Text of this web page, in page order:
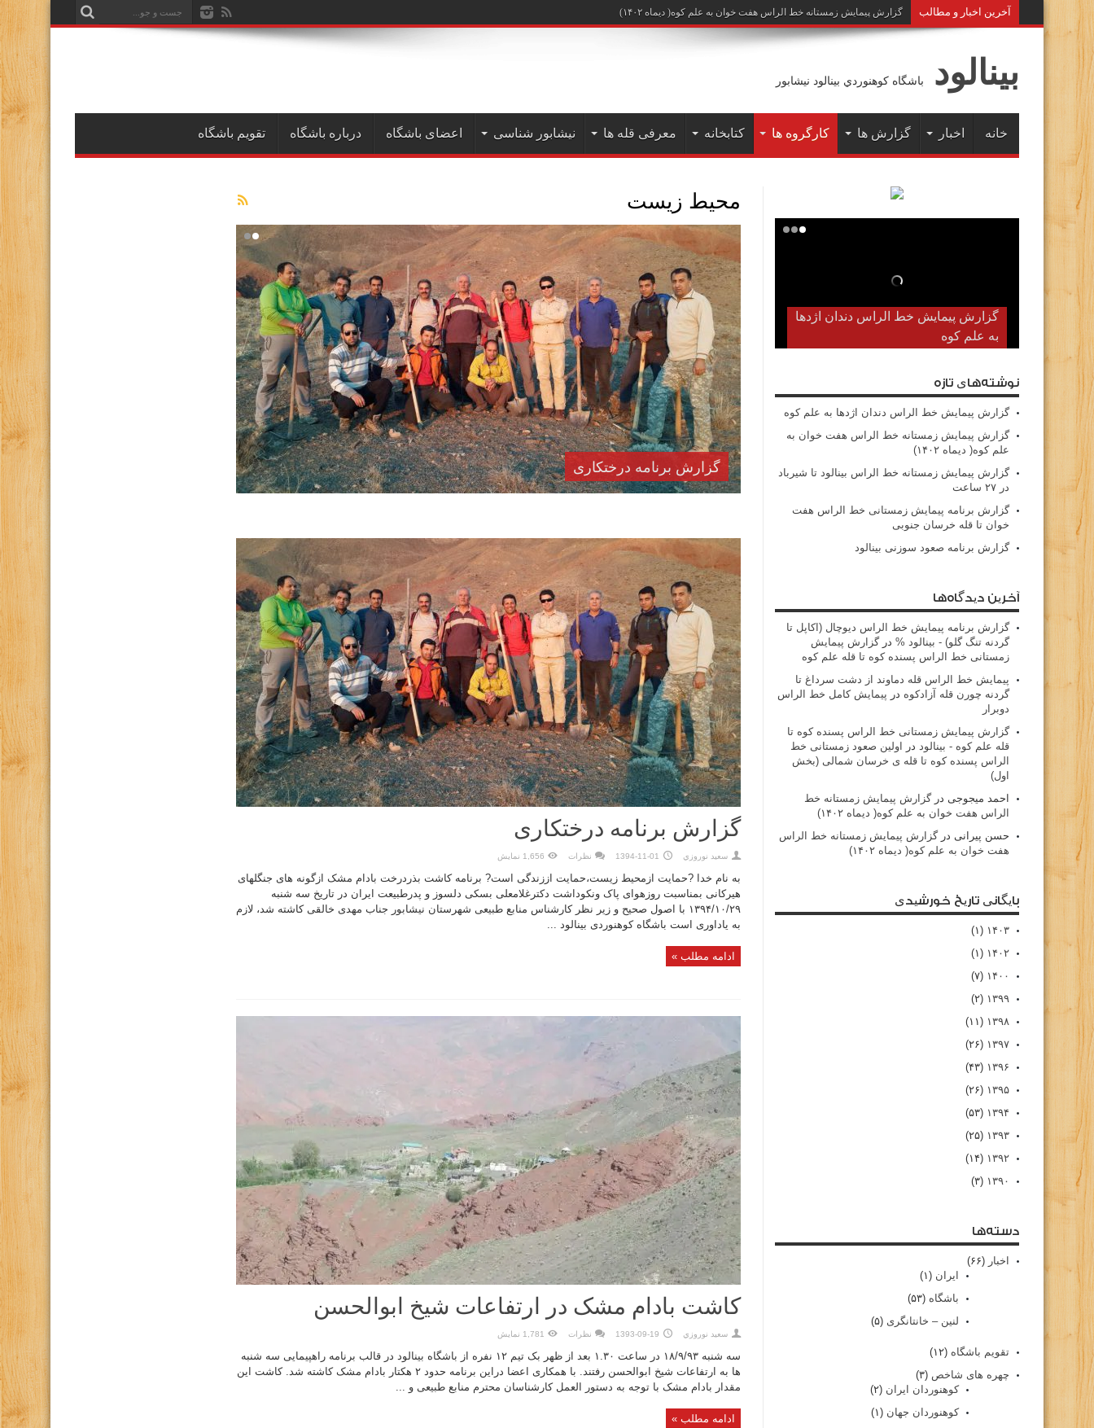
آخرين اخبار و مطالب گزارش پیمایش زمستانه خط الراس هفت خوان به علم کوه( دیماه ۱۴۰۲)
بينالود باشگاه كوهنوردي بينالود نيشابور
خانه اخبار گزارش ها کارگروه ها کتابخانه معرفی قله ها نیشابور شناسی اعضای باشگاه درباره باشگاه تقویم باشگاه
محيط زيست
کاشت بادام مشک در ارتفاعات شیخ ابوالحسن
گزارش برنامه درختکاری
سعيد نوروزي 1394-11-01 نظرات 1,656 نمایش
به نام خدا ?حمایت ازمحیط زیست،حمایت اززندگی است? برنامه کاشت بذردرخت بادام مشک ازگونه های جنگلهای
هیرکانی بمناسبت روزهوای پاک ونکوداشت دکترغلامعلی بسکی دلسوز و پدرطبیعت ایران در تاریخ سه شنبه
۱۳۹۴/۱۰/۲۹ با اصول صحیح و زیر نظر کارشناس منابع طبیعی شهرستان نیشابور جناب مهدی خالقی کاشته شد، لازم
به یاداوری است باشگاه کوهنوردی بینالود ...
ادامه مطلب »
کاشت بادام مشک در ارتفاعات شیخ ابوالحسن
سعيد نوروزي 1393-09-19 نظرات 1,781 نمایش
سه شنبه ۱۸/۹/۹۳ در ساعت ۱.۳۰ بعد از ظهر بک تیم ۱۲ نفره از باشگاه بینالود در قالب برنامه راهپیمایی سه شنبه
ها به ارتفاعات شیخ ابوالحسن رفتند. با همکاری اعضا دراین برنامه حدود ۲ هکتار بادام مشک کاشته شد. کاشت این
مقدار بادام مشک با توجه به دستور العمل کارشناسان محترم منابع طبیعی و ...
ادامه مطلب »
گزارش پیمایش زمستانه خط الراس
هفت خوان به علم کوه( دیماه ۱۴۰۲)
نوشته‌های تازه
گزارش پیمایش خط الراس دندان اژدها به علم کوه
گزارش پیمایش زمستانه خط الراس هفت خوان به
علم کوه( دیماه ۱۴۰۲)
گزارش پیمایش زمستانه خط الراس بینالود تا شیرباد
در ۲۷ ساعت
گزارش برنامه پیمایش زمستانی خط الراس هفت
خوان تا قله خرسان جنوبی
گزارش برنامه صعود سوزنی بینالود
آخرین دیدگاه‌ها
گزارش برنامه پيمايش خط الراس ديوچال (اكاپل تا
گردنه تنگ گلو) - بينالود % درگزارش پیمایش
زمستانی خط الراس پسنده کوه تا قله علم کوه
پيمايش خط الراس قله دماوند از دشت سرداغ تا
گردنه چورن قله آزادكوه در پیمایش کامل خط الراس
دوبرار
گزارش پیمایش زمستانی خط الراس پسنده کوه تا
قله علم کوه - بينالود در
اولین صعود زمستانی خط
الراس پسنده کوه تا قله ی خرسان شمالی (بخش
اول)
احمد میجوجی درگزارش پیمایش زمستانه خط
الراس هفت خوان به علم کوه( دیماه ۱۴۰۲)
حسن پیرانی درگزارش پیمایش زمستانه خط الراس
هفت خوان به علم کوه( دیماه ۱۴۰۲)
بایگانی تاریخ خورشیدی
۱۴۰۳ (۱)
۱۴۰۲ (۱)
۱۴۰۰ (۷)
۱۳۹۹ (۲)
۱۳۹۸ (۱۱)
۱۳۹۷ (۲۶)
۱۳۹۶ (۴۳)
۱۳۹۵ (۲۶)
۱۳۹۴ (۵۳)
۱۳۹۳ (۲۵)
۱۳۹۲ (۱۴)
۱۳۹۰ (۳)
دسته‌ها
اخبار (۶۶)
ایران (۱)
باشگاه (۵۳)
لنین – خانتانگری (۵)
تقویم باشگاه (۱۲)
چهره های شاخص (۳)
کوهنوردان ایران (۲)
کوهنوردان جهان (۱)